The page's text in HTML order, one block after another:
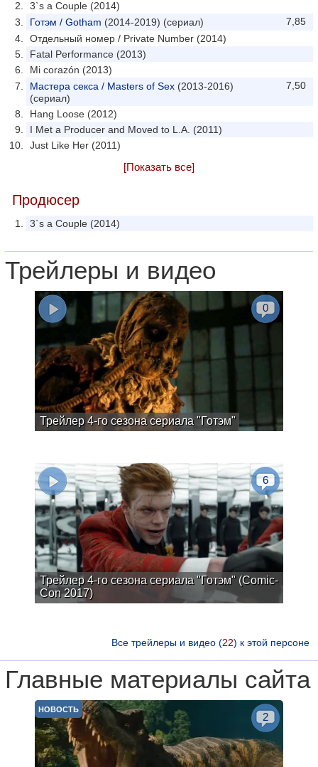
3`s a Couple (2014)
7,85
Готэм / Gotham (2014-2019) (сериал)
Отдельный номер / Private Number (2014)
Fatal Performance (2013)
Mi corazón (2013)
7,50
Мастера секса / Masters of Sex (2013-2016)
(сериал)
Hang Loose (2012)
I Met a Producer and Moved to L.A. (2011)
Just Like Her (2011)
[Показать все]
Продюсер
3`s a Couple (2014)
Трейлеры и видео
Трейлер 4-го сезона сериала "Готэм"
0
Трейлер 4-го сезона сериала "Готэм" (Comic-
Con 2017)
6
Все трейлеры и видео (22) к этой персоне
Главные материалы сайта
НОВОСТЬ
2